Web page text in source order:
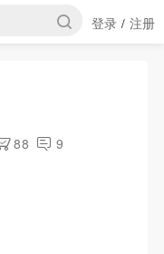
登录 / 注册
88 9